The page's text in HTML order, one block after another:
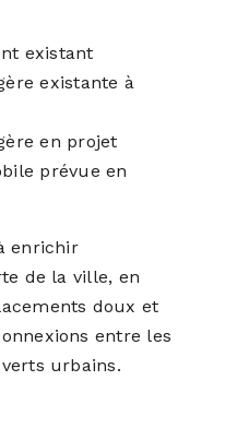
existant
existante à
en projet
prévue en
enrichir
de la ville, en
doux et
entre les
urbains.